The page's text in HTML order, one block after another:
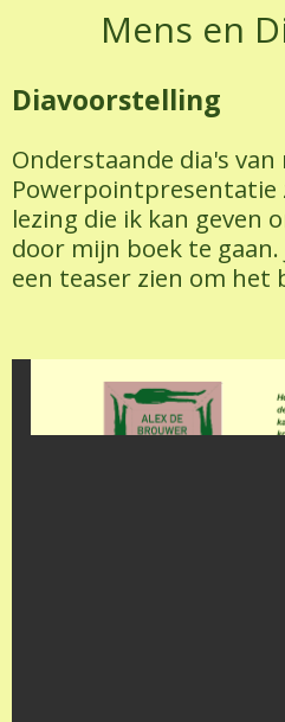
de
Mens en
Diavoorstelling
Onderstaande dia's van
Powerpointpresentatie
lezing die ik kan geven
door mijn boek te
een teaser zien om het